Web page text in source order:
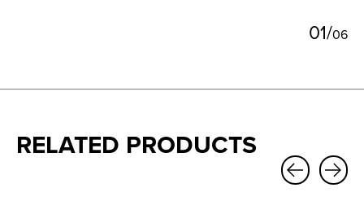
01/06
RELATED PRODUCTS